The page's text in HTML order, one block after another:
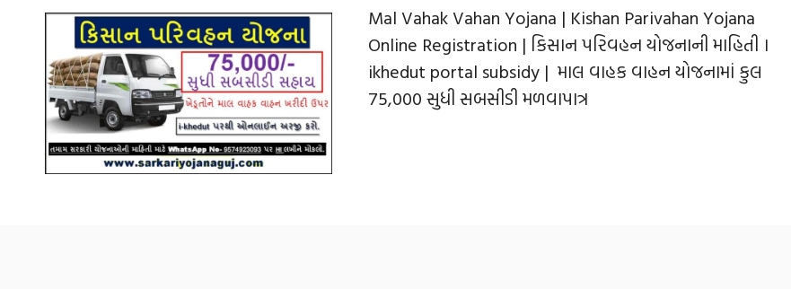
Mal Vahak Vahan Yojana | Kishan Parivahan Yojana
Online Registration | કિસાન પરિવહન યોજનાની માહિતી ।
ikhedut portal subsidy | માલ વાહક વાહન યોજનામાં કુલ
75,000 સુધી સબસીડી મળવાપાત્ર